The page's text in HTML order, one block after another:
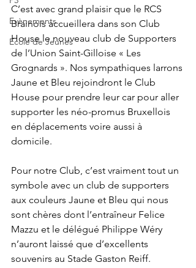
Evènements
Ecole de Jeunes
C’est avec grand plaisir que le RCS
Brainois accueillera dans son Club
House le nouveau club de Supporters
de l’Union Saint-Gilloise « Les
Grognards ». Nos sympathiques larrons
Jaune et Bleu rejoindront le Club
House pour prendre leur car pour aller
supporter les néo-promus Bruxellois
en déplacements voire aussi à
domicile.
Pour notre Club, c’est vraiment tout un
symbole avec un club de supporters
aux couleurs Jaune et Bleu qui nous
sont chères dont l’entraîneur Felice
Mazzu et le délégué Philippe Wéry
n’auront laissé que d’excellents
souvenirs au Stade Gaston Reiff.